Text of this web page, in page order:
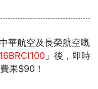
華航空及長榮航空嘅
」後，即時
果$90！